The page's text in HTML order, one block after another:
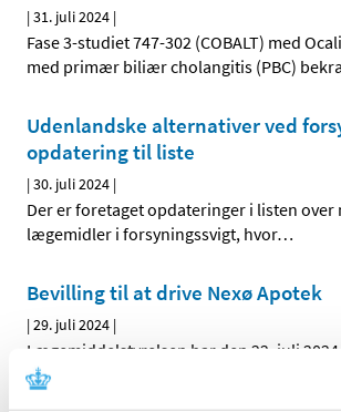
|31. juli 2024 |
Fase 3-studiet 747-302 (COBALT) med
med primær biliær cholangitis (PBC)
Udenlandske alternativer ved
opdatering til liste
|30. juli 2024 |
Der er foretaget opdateringer i listen
lægemidler i forsyningssvigt, hvor…
Bevilling til at drive Nexø Apotek
|29. juli 2024 |
Lægemiddelstyrelsen har den 22. juli
Dennis Krag-Jakobsen får bevilling til at